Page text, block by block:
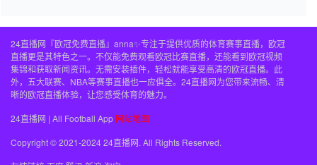
24直播网『欧冠免费直播』anna✨专注于提供优质的体育赛事直播，欧冠
直播更是其特色之一。不仅能免费观看欧冠比赛直播，还能看到欧冠视频
集锦和获取新闻资讯。无需安装插件，轻松就能享受高清的欧冠直播。此
外，五大联赛、NBA等赛事直播也一应俱全。24直播网为您带来流畅、清
晰的欧冠直播体验，让您感受体育的魅力。
24直播网 | All Football App 网站地图
Copyright © 2021-2024 24直播网. All Rights Reserved.